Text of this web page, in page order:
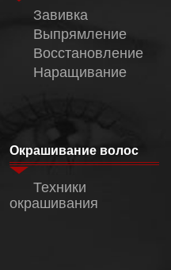
Завивка
Выпрямление
Восстановление
Наращивание
Окрашивание волос
Техники
окрашивания